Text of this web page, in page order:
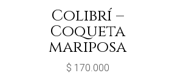
Colibrí –
Coqueta
mariposa
$ 170.000